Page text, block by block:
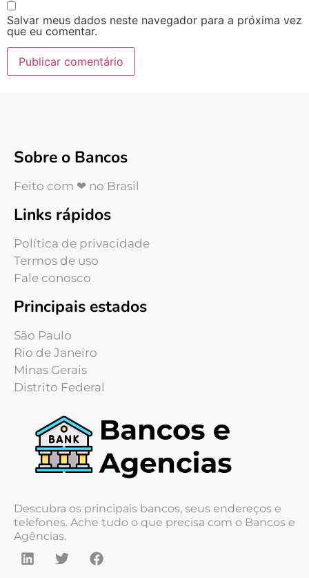
Salvar meus dados neste navegador para a próxima vez
que eu comentar.
Sobre o Bancos
Feito com ❤ no Brasil
Links rápidos
Política de privacidade
Termos de uso
Fale conosco
Principais estados
São Paulo
Rio de Janeiro
Minas Gerais
Distrito Federal
Descubra os principais bancos, seus endereços e
telefones. Ache tudo o que precisa com o Bancos e
Agências.